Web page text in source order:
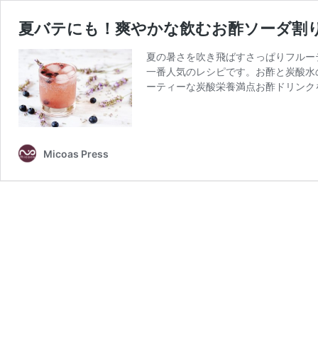
夏バテにも！爽やかな飲むお酢ソーダ割
夏の暑さを吹き飛ばすさっぱりフル
一番人気のレシピです。お酢と炭酸
ーティーな炭酸栄養満点お酢ドリン
Micoas Press